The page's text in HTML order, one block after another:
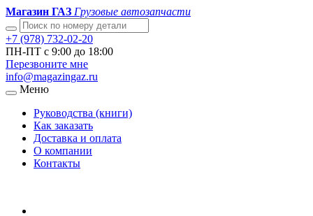
Магазин ГАЗ Грузовые автозапчасти
+7 (978) 732-02-20
ПН-ПТ с 9:00 до 18:00
Перезвоните мне
info@magazingaz.ru
Меню
Руководства (книги)
Как заказать
Доставка и оплата
О компании
Контакты